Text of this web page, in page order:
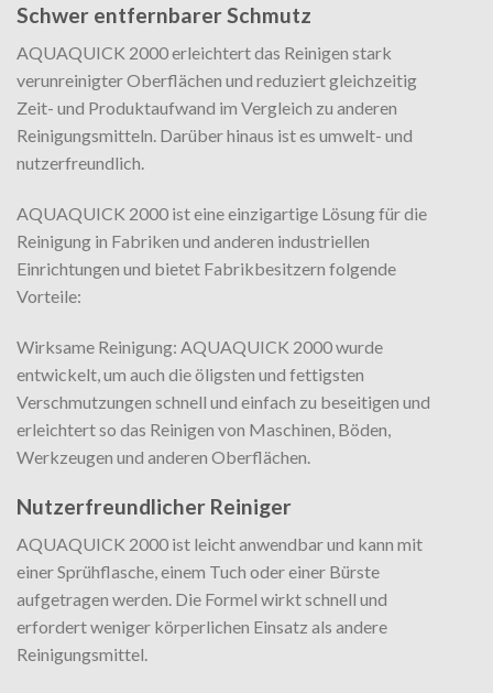
Schwer entfernbarer Schmutz
AQUAQUICK 2000 erleichtert das Reinigen stark
verunreinigter Oberflächen und reduziert gleichzeitig
Zeit- und Produktaufwand im Vergleich zu anderen
Reinigungsmitteln. Darüber hinaus ist es umwelt- und
nutzerfreundlich.
AQUAQUICK 2000 ist eine einzigartige Lösung für die
Reinigung in Fabriken und anderen industriellen
Einrichtungen und bietet Fabrikbesitzern folgende
Vorteile:
Wirksame Reinigung: AQUAQUICK 2000 wurde
entwickelt, um auch die öligsten und fettigsten
Verschmutzungen schnell und einfach zu beseitigen und
erleichtert so das Reinigen von Maschinen, Böden,
Werkzeugen und anderen Oberflächen.
Nutzerfreundlicher Reiniger
AQUAQUICK 2000 ist leicht anwendbar und kann mit
einer Sprühflasche, einem Tuch oder einer Bürste
aufgetragen werden. Die Formel wirkt schnell und
erfordert weniger körperlichen Einsatz als andere
Reinigungsmittel.